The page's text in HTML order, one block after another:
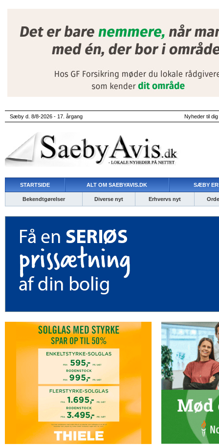
Sæby d. 8/8-2026 - 17. årgang Nyheder til
STARTSIDE ALT OM SAEBYAVIS.DK SÆBY
Bekendtgørelser Diverse nyt Erhvervs nyt